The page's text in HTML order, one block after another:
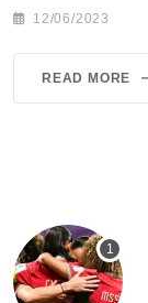
12/06/2023
READ MORE